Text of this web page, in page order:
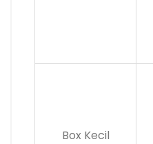
Box Kecil